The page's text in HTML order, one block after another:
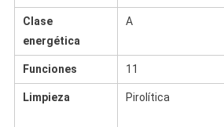
Clase
energética
A
Funciones 11
Limpieza Pirolítica